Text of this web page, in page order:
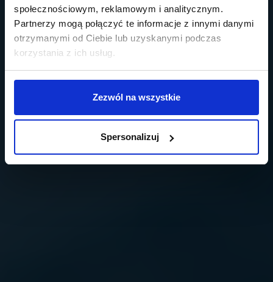
społecznościowym, reklamowym i analitycznym.
Partnerzy mogą połączyć te informacje z innymi danymi
otrzymanymi od Ciebie lub uzyskanymi podczas
korzystania z ich usług.
Zezwól na wszystkie
Spersonalizuj